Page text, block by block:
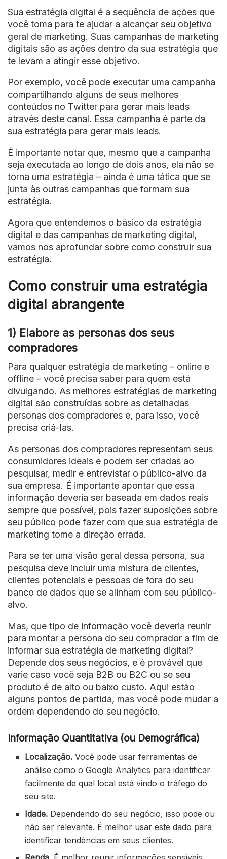
Sua estratégia digital é a sequência de ações que
você toma para te ajudar a alcançar seu objetivo
geral de marketing. Suas campanhas de marketing
digitais são as ações dentro da sua estratégia que
te levam a atingir esse objetivo.
Por exemplo, você pode executar uma campanha
compartilhando alguns de seus melhores
conteúdos no Twitter para gerar mais leads
através deste canal. Essa campanha é parte da
sua estratégia para gerar mais leads.
É importante notar que, mesmo que a campanha
seja executada ao longo de dois anos, ela não se
torna uma estratégia – ainda é uma tática que se
junta às outras campanhas que formam sua
estratégia.
Agora que entendemos o básico da estratégia
digital e das campanhas de marketing digital,
vamos nos aprofundar sobre como construir sua
estratégia.
Como construir uma estratégia
digital abrangente
1) Elabore as personas dos seus
compradores
Para qualquer estratégia de marketing – online e
offline – você precisa saber para quem está
divulgando. As melhores estratégias de marketing
digital são construídas sobre as detalhadas
personas dos compradores e, para isso, você
precisa criá-las.
As personas dos compradores representam seus
consumidores ideais e podem ser criadas ao
pesquisar, medir e entrevistar o público-alvo da
sua empresa. É importante apontar que essa
informação deveria ser baseada em dados reais
sempre que possível, pois fazer suposições sobre
seu público pode fazer com que sua estratégia de
marketing tome a direção errada.
Para se ter uma visão geral dessa persona, sua
pesquisa deve incluir uma mistura de clientes,
clientes potenciais e pessoas de fora do seu
banco de dados que se alinham com seu público-
alvo.
Mas, que tipo de informação você deveria reunir
para montar a persona do seu comprador a fim de
informar sua estratégia de marketing digital?
Depende dos seus negócios, e é provável que
varie caso você seja B2B ou B2C ou se seu
produto é de alto ou baixo custo. Aqui estão
alguns pontos de partida, mas você pode mudar a
ordem dependendo do seu negócio.
Informação Quantitativa (ou Demográfica)
Localização. Você pode usar ferramentas de
análise como o Google Analytics para identificar
facilmente de qual local está vindo o tráfego do
seu site.
Idade. Dependendo do seu negócio, isso pode ou
não ser relevante. É melhor usar este dado para
identificar tendências em seus clientes.